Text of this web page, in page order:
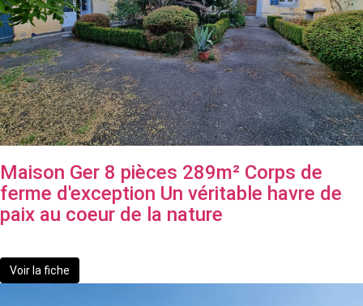
Maison Ger 8 pièces 289m² Corps de
ferme d'exception Un véritable havre de
paix au coeur de la nature
Voir la fiche